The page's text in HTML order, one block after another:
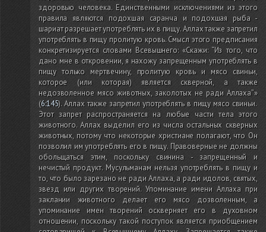
здоровью человека. Единственными исключениями из этого
правила являются подохшая саранча и подохшая рыба -
шариат разрешает употреблять их в пищу. Аллах также запретил
употреблять в пищу пролитую кровь. Смысл этого предписания
конкретизируется словами Всевышнего: «Скажи: “Из того, что
дано мне в откровении, я нахожу запрещенным употреблять в
пищу только мертвечину, пролитую кровь и мясо свиньи,
которое (или которая)является скверной, а также
недозволенное мясо животных, заколотых не ради Аллаха”»
(6:145). Аллах также запретил употреблять в пищу мясо свиньи.
Этот запрет распространяется на любые части тела этого
животного. Аллах выделил его из числа остальных скверных
животных, потому что некоторые христиане полагают, что Он
позволил им употреблять его в пищу. Правоверные не должны
обольщаться этим, поскольку свинина - запрещенный и
нечистый продукт. Мусульманам нельзя употреблять в пищу и
то, что было зарезано не ради Аллаха, а ради идолов, святых,
звезд или других творений. Упоминание имени Аллаха при
заклании животного делает его мясо дозволенным, а
упоминание имен творений оскверняет его в духовном
отношении, поскольку такой поступок является приобщением